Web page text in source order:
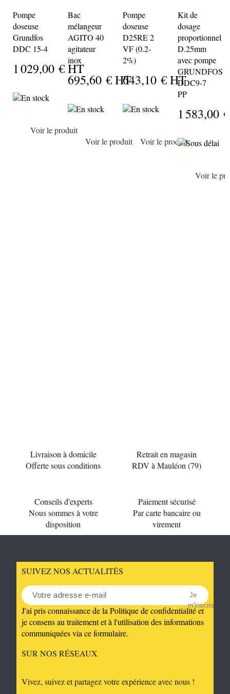
Pompe
doseuse
Grundfos
DDC 15-4
1 029,00 €HT
En stock
Voir le produit
Bac
mélangeur
AGITO 40
agitateur
inox
695,60 €HT
En stock
Voir le produit
Pompe
doseuse
D25RE 2
VF (0.2-
2%)
643,10 €HT
En stock
Voir le produit
Kit de
dosage
proportionnel
D.25mm
avec pompe
GRUNDFOS
DDC9-7
PP
1 583,00 €
Sous délai
Voir le
Livraison à domicile
Offerte sous conditions
Retrait en magasin
RDV à Mauléon (79)
Conseils d'experts
Nous sommes à votre
disposition
Paiement sécurisé
Par carte bancaire ou
virement
SUIVEZ NOS ACTUALITÉS
Je
m'inscris
J'ai pris connaissance de la Politique de confidentialité et
je consens au traitement et à l'utilisation des informations
communiquées via ce formulaire.
SUR NOS RÉSEAUX
Vivez, suivez et partagez votre expérience avec nous !